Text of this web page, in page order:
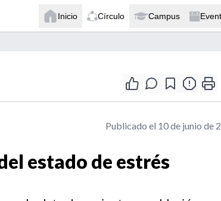
Inicio Círculo Campus
Publicado el 10 de junio de
estado de estrés